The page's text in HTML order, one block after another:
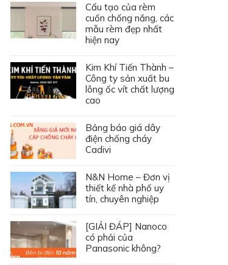
Cấu tạo của rèm
cuốn chống nắng, các
mẫu rèm đẹp nhất
hiện nay
Kim Khí Tiến Thành –
Công ty sản xuất bu
lông ốc vít chất lượng
cao
Bảng báo giá dây
điện chống cháy
Cadivi
N&N Home – Đơn vị
thiết kế nhà phố uy
tín, chuyên nghiệp
[GIẢI ĐÁP] Nanoco
có phải của
Panasonic không?